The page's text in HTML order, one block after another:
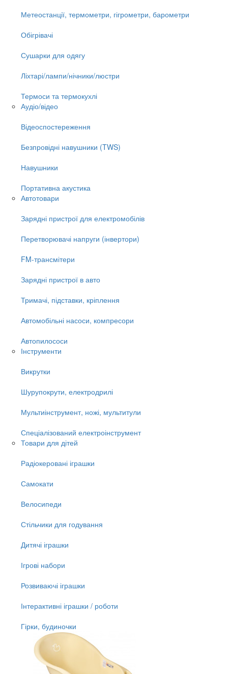
Метеостанції, термометри, гігрометри, барометри
Обігрівачі
Сушарки для одягу
Ліхтарі/лампи/нічники/люстри
Термоси та термокухлі
Аудіо/відео
Відеоспостереження
Безпровідні навушники (TWS)
Навушники
Портативна акустика
Автотовари
Зарядні пристрої для електромобілів
Перетворювачі напруги (інвертори)
FM-трансмітери
Зарядні пристрої в авто
Тримачі, підставки, кріплення
Автомобільні насоси, компресори
Автопилососи
Інструменти
Викрутки
Шурупокрути, електродрилі
Мультиінструмент, ножі, мультитули
Спеціалізований електроінструмент
Товари для дітей
Радіокеровані іграшки
Самокати
Велосипеди
Стільчики для годування
Дитячі іграшки
Ігрові набори
Розвиваючі іграшки
Інтерактивні іграшки / роботи
Гірки, будиночки